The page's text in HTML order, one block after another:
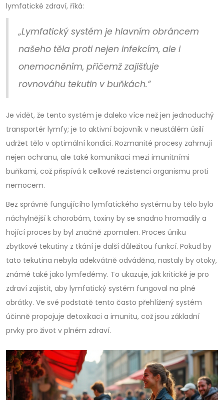
lymfatické zdraví, říká:
„Lymfatický systém je hlavním obráncem
našeho těla proti nejen infekcím, ale i
onemocněním, přičemž zajišťuje
rovnováhu tekutin v buňkách.“
Je vidět, že tento systém je daleko více než jen jednoduchý
transportér lymfy; je to aktivní bojovník v neustálém úsilí
udržet tělo v optimální kondici. Rozmanité procesy zahrnují
nejen ochranu, ale také komunikaci mezi imunitními
buňkami, což přispívá k celkové rezistenci organismu proti
nemocem.
Bez správně fungujícího lymfatického systému by tělo bylo
náchylnější k chorobám, toxiny by se snadno hromadily a
hojící proces by byl značně zpomalen. Proces úniku
zbytkové tekutiny z tkání je další důležitou funkcí. Pokud by
tato tekutina nebyla adekvátně odváděna, nastaly by otoky,
známé také jako lymfedémy. To ukazuje, jak kritické je pro
zdraví zajistit, aby lymfatický systém fungoval na plné
obrátky. Ve své podstatě tento často přehlížený systém
účinně propojuje detoxikaci a imunitu, což jsou základní
prvky pro život v plném zdraví.